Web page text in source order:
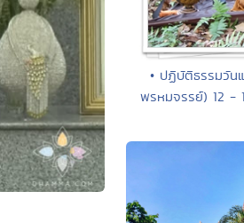
• ปฏิบัติธรรมวัน
พรหมจรรย์) 12 -